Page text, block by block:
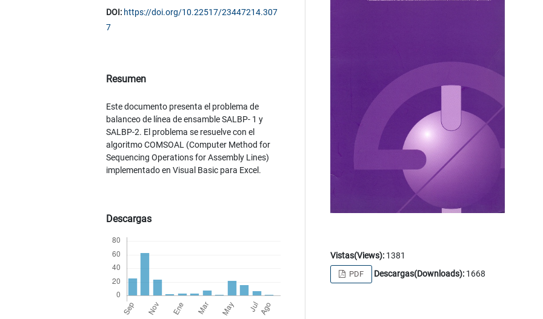
DOI: https://doi.org/10.22517/23447214.307
7
Resumen
Este documento presenta el problema de
balanceo de línea de ensamble SALBP- 1 y
SALBP-2. El problema se resuelve con el
algoritmo COMSOAL (Computer Method for
Sequencing Operations for Assembly Lines)
implementado en Visual Basic para Excel.
Descargas
Vistas(Views):1381
PDF Descargas(Downloads):1668